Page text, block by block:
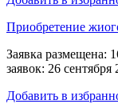
Приобретение
Заявка размещена:
заявок: 26 сентября
Добавить в